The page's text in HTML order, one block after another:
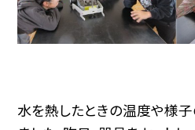
水を熱したときの温度や様